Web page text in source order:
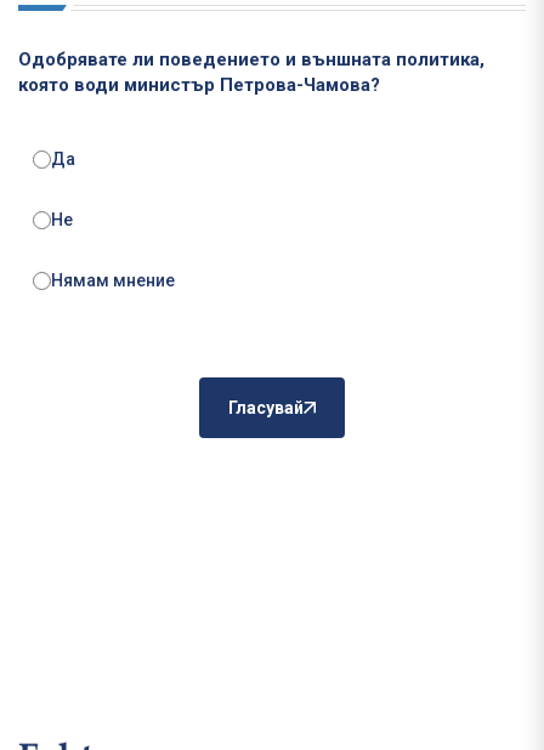
Одобрявате ли поведението и външната политика,
която води министър Петрова-Чамова?
Да
Не
Нямам мнение
Гласувай